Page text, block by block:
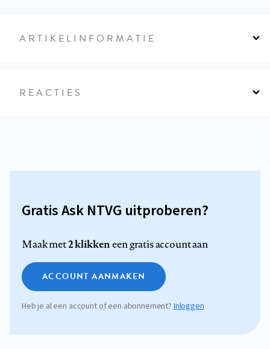
ARTIKELINFORMATIE
REACTIES
Gratis Ask NTVG uitproberen?
Maak met2 klikkeneen gratis account aan
ACCOUNT AANMAKEN
Heb je al een account of een abonnement?Inloggen